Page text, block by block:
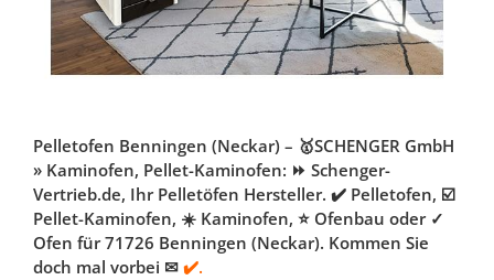
Pelletofen Benningen (Neckar) – 🥇SCHENGER GmbH
» Kaminofen, Pellet-Kaminofen: ⏩ Schenger-
Vertrieb.de, Ihr Pelletöfen Hersteller. ✔️ Pelletofen, ☑️
Pellet-Kaminofen, ☀️ Kaminofen, ⭐ Ofenbau oder ✓
Ofen für 71726 Benningen (Neckar). Kommen Sie
doch mal vorbei ✉ ✔️.